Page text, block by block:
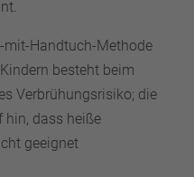
mit-Handtuch-Methode
besteht beim
Verbrühungsrisiko; die
hin, dass heiße
geeignet